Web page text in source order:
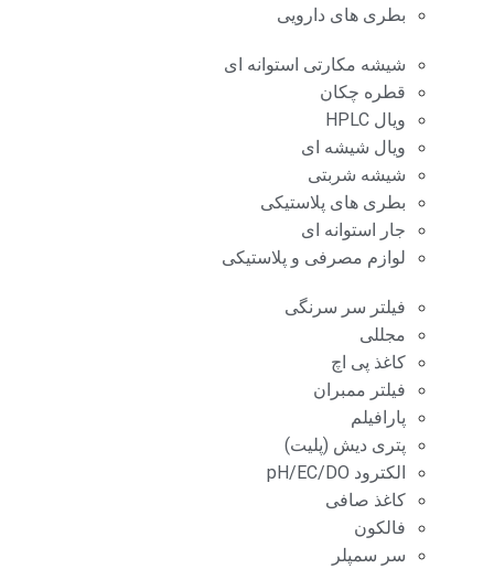
بطری های دارویی
شیشه مکارتی استوانه ای
قطره چکان
ویال HPLC
ویال شیشه ای
شیشه شربتی
بطری های پلاستیکی
جار استوانه ای
لوازم مصرفی و پلاستیکی
فیلتر سر سرنگی
مجللی
کاغذ پی اچ
فیلتر ممبران
پارافیلم
پتری دیش (پلیت)
الکترود pH/EC/DO
کاغذ صافی
فالکون
سر سمپلر